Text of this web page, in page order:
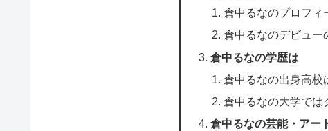
倉中るなのプロフィ
倉中るなのデビュー
倉中るなの学歴は
倉中るなの出身高校
倉中るなの大学では
倉中るなの芸能・アー